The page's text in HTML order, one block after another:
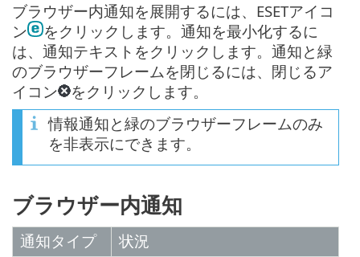
ブラウザー内通知を展開するには、ESETアイコ
ン
をクリックします。通知を最小化するに
は、通知テキストをクリックします。通知と緑
のブラウザーフレームを閉じるには、閉じるア
イコン
をクリックします。
情報通知と緑のブラウザーフレームのみ
を非表示にできます。
ブラウザー内通知
通知タイプ
状況